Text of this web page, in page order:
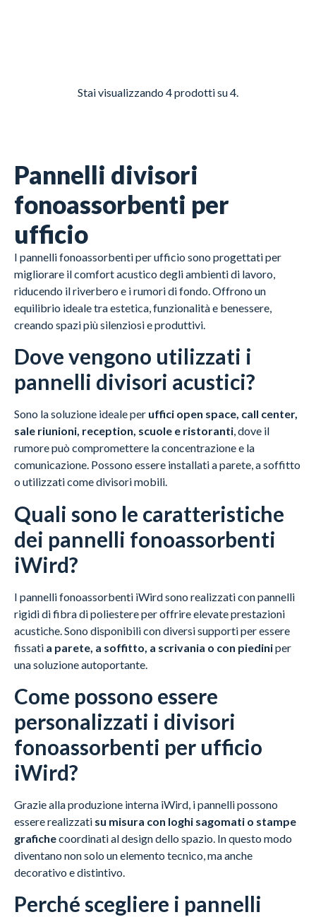
Stai visualizzando 4prodotti su 4.
Pannelli divisori
fonoassorbenti per
ufficio
I pannelli fonoassorbenti per ufficio sono progettati per
migliorare il comfort acustico degli ambienti di lavoro,
riducendo il riverbero e i rumori di fondo. Offrono un
equilibrio ideale tra estetica, funzionalità e benessere,
creando spazi più silenziosi e produttivi.
Dove vengono utilizzati i
pannelli divisori acustici?
Sono la soluzione ideale per uffici open space, call center,
sale riunioni, reception, scuole e ristoranti, dove il
rumore può compromettere la concentrazione e la
comunicazione. Possono essere installati a parete, a soffitto
o utilizzati come divisori mobili.
Quali sono le caratteristiche
dei pannelli fonoassorbenti
iWird?
I pannelli fonoassorbenti iWird sono realizzati con pannelli
rigidi di fibra di poliestere per offrire elevate prestazioni
acustiche. Sono disponibili con diversi supporti per essere
fissati a parete, a soffitto, a scrivania o con piediniper
una soluzione autoportante.
Come possono essere
personalizzati i divisori
fonoassorbenti per ufficio
iWird?
Grazie alla produzione interna iWird, i pannelli possono
essere realizzati su misura con loghi sagomati o stampe
grafichecoordinati al design dello spazio. In questo modo
diventano non solo un elemento tecnico, ma anche
decorativo e distintivo.
Perché scegliere i pannelli